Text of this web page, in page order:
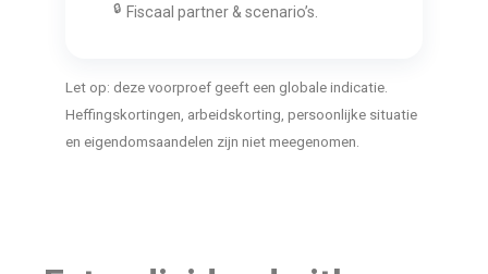
🔒 Fiscaal partner & scenario’s.
Let op: deze voorproef geeft een globale indicatie.
Heffingskortingen, arbeidskorting, persoonlijke situatie
en eigendomsaandelen zijn niet meegenomen.